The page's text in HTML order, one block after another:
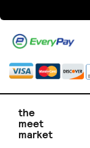
the
meet
market